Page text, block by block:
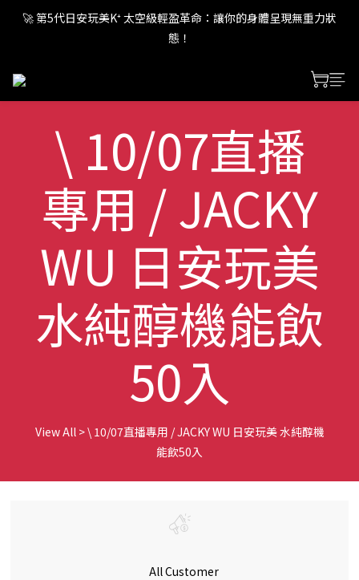
🚀 第5代日安玩美K⁺ 太空級輕盈革命：讓你的身體呈現無重力狀
態！
🚀 第5代日安玩美K⁺ 太空級輕盈革命：讓你的身體呈現無重力狀
態！
🚀 第5代日安玩美K⁺ 太空級輕盈革命：讓你的身體呈現無重力狀
\ 10/07直播
專用 / JACKY
WU 日安玩美
水純醇機能飲
50入
View All>\ 10/07直播專用 / JACKY WU 日安玩美 水純醇機
能飲50入
All Customer